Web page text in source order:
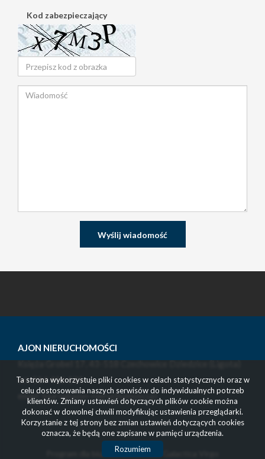
Kod zabezpieczający
AJON NIERUCHOMOŚCI
tel. 514 416 131
email: biuro@ajon-nieruchomosci.pl
Program dla biur nieruchomości Galactica Virgo
Ta strona wykorzystuje pliki cookies w celach statystycznych oraz w
celu dostosowania naszych serwisów do indywidualnych potrzeb
klientów. Zmiany ustawień dotyczących plików cookie można
dokonać w dowolnej chwili modyfikując ustawienia przeglądarki.
Korzystanie z tej strony bez zmian ustawień dotyczących cookies
oznacza, że będą one zapisane w pamięci urządzenia.
Rozumiem